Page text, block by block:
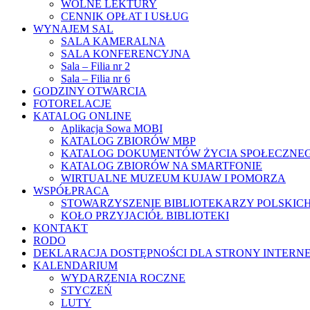
WOLNE LEKTURY
CENNIK OPŁAT I USŁUG
WYNAJEM SAL
SALA KAMERALNA
SALA KONFERENCYJNA
Sala – Filia nr 2
Sala – Filia nr 6
GODZINY OTWARCIA
FOTORELACJE
KATALOG ONLINE
Aplikacja Sowa MOBI
KATALOG ZBIORÓW MBP
KATALOG DOKUMENTÓW ŻYCIA
KATALOG ZBIORÓW NA SMARTFONIE
WIRTUALNE MUZEUM KUJAW I POMORZA
WSPÓŁPRACA
STOWARZYSZENIE BIBLIOTEKARZY
KOŁO PRZYJACIÓŁ BIBLIOTEKI
KONTAKT
RODO
DEKLARACJA DOSTĘPNOŚCI DLA STRONY
KALENDARIUM
WYDARZENIA ROCZNE
STYCZEŃ
LUTY